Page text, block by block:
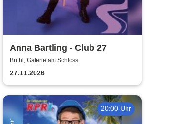
Anna Bartling - Club 27
Brühl, Galerie am Schloss
27.11.2026
20:00 Uhr